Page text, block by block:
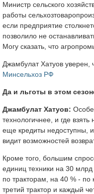
Министр сельского
работы
если предприятие
позволило не
Могу сказать, что
Джамбулат Хатуов
Минсельхоз РФ
Да и льготы в этом
Джамбулат Хатуов:
технологичнее, и где
еще кредиты недоступны,
видит возможностей
Кроме того, большим
единиц техники на 30
по тракторам, на 40 % -
третий трактор и каждый